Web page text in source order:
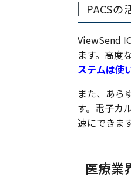
PACSの
ViewSend
ます。高度
ステムは使
また、あら
す。電子カ
速にできます
医療業